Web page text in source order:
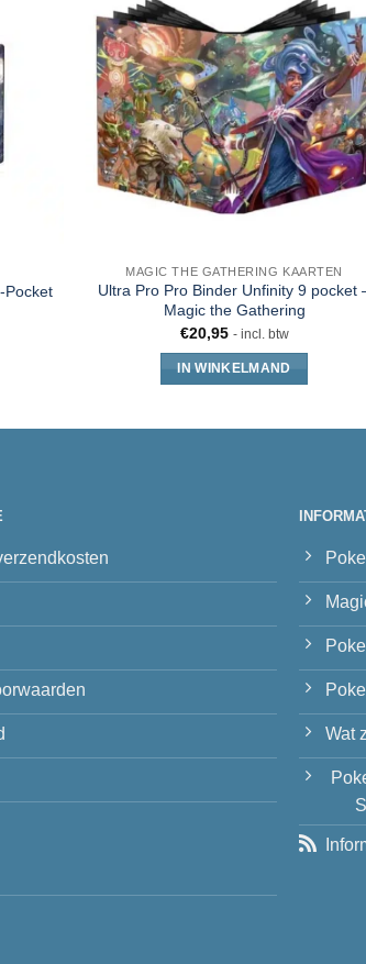
Pocket
MAGIC THE GATHERING KAARTEN
Ultra Pro Pro Binder Unfinity 9 pocket
Magic the Gathering
€20,95 - incl. btw
IN WINKELMAND
Wat